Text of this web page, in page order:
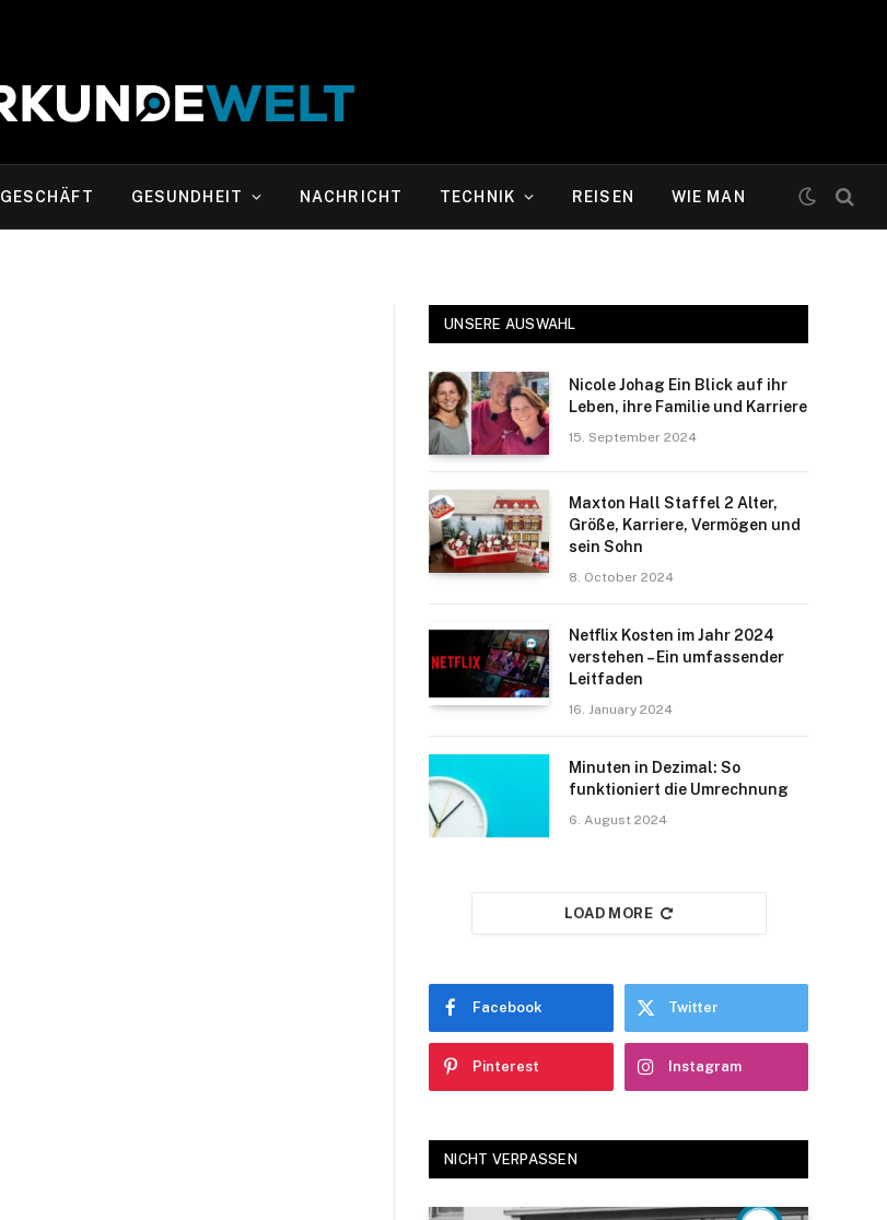
GESCHÄFT GESUNDHEIT NACHRICHT TECHNIK REISEN WIE MAN
UNSERE AUSWAHL
Nicole Johag Ein Blick auf ihr
Leben, ihre Familie und Karriere
15. September 2024
Maxton Hall Staffel 2 Alter,
Größe, Karriere, Vermögen und
sein Sohn
8. October 2024
Netflix Kosten im Jahr 2024
verstehen – Ein umfassender
Leitfaden
16. January 2024
Minuten in Dezimal: So
funktioniert die Umrechnung
6. August 2024
LOAD MORE
Facebook Twitter
Pinterest Instagram
NICHT VERPASSEN